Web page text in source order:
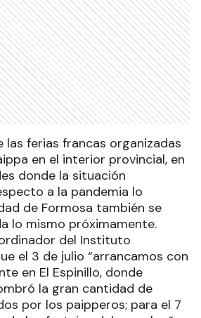
las ferias francas organizadas
en el interior provincial, en
donde la situación
a la pandemia lo
de Formosa también se
lo mismo próximamente.
del Instituto
el 3 de julio “arrancamos con
en El Espinillo, donde
la gran cantidad de
por los paipperos; para el 7